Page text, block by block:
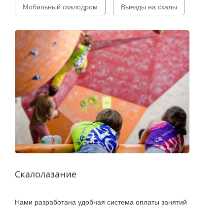
Мобильный скалодром Выезды на скалы
Скалолазание
Нами разработана удобная система оплаты занятий